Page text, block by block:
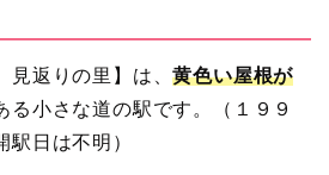
返りの里】は、黄色い屋根が
る小さな道の駅です。（１９９
日は不明）